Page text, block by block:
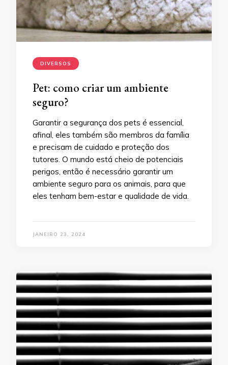
DIVERSOS
Pet: como criar um ambiente
seguro?
Garantir a segurança dos pets é essencial,
afinal, eles também são membros da família
e precisam de cuidado e proteção dos
tutores. O mundo está cheio de potenciais
perigos, então é necessário garantir um
ambiente seguro para os animais, para que
eles tenham bem-estar e qualidade de vida.
JANEIRO 23, 2024